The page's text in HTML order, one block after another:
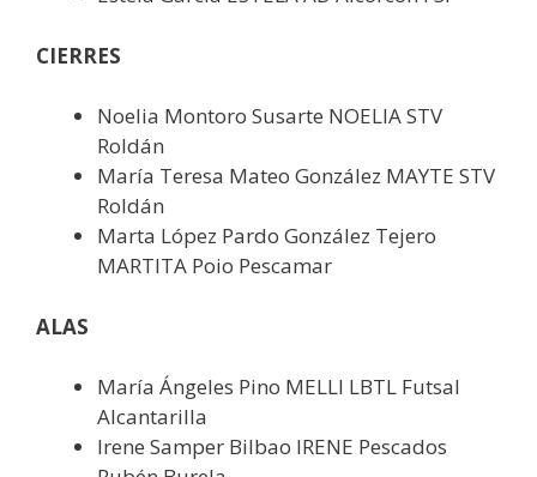
CIERRES
Noelia Montoro Susarte NOELIA STV
Roldán
María Teresa Mateo González MAYTE STV
Roldán
Marta López Pardo González Tejero
MARTITA Poio Pescamar
ALAS
María Ángeles Pino MELLI LBTL Futsal
Alcantarilla
Irene Samper Bilbao IRENE Pescados